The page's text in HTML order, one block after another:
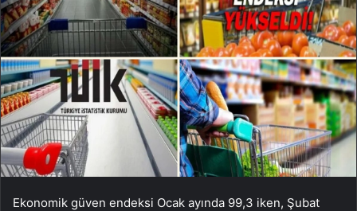
Ekonomik güven endeksi Ocak ayında 99,3 iken, Şubat